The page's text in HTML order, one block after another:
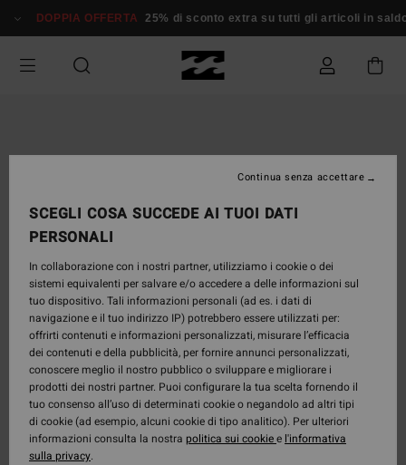
alle
prodotto
DOPPIA OFFERTA 25% di sconto extra su tutti gli articoli in saldo*
SCEGLI COSA SUCCEDE AI TUOI DATI
PERSONALI
In collaborazione con i nostri partner, utilizziamo i cookie o dei
sistemi equivalenti per salvare e/o accedere a delle informazioni sul
tuo dispositivo. Tali informazioni personali (ad es. i dati di
navigazione e il tuo indirizzo IP) potrebbero essere utilizzati per:
offrirti contenuti e informazioni personalizzati, misurare l’efficacia
dei contenuti e della pubblicità, per fornire annunci personalizzati,
conoscere meglio il nostro pubblico o sviluppare e migliorare i
prodotti dei nostri partner. Puoi configurare la tua scelta fornendo il
tuo consenso all’uso di determinati cookie o negandolo ad altri tipi
di cookie (ad esempio, alcuni cookie di tipo analitico). Per ulteriori
informazioni consulta la nostra politica sui cookiee l'informativa
sulla privacy.
Continua senza accettare